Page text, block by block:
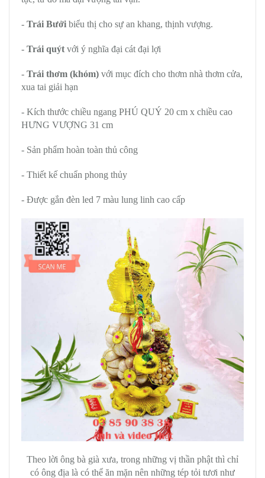
- Trái Bưởi biểu thị cho sự an khang, thịnh vượng.
- Trái quýt với ý nghĩa đại cát đại lợi
- Trái thơm (khóm) với mục đích cho thơm nhà thơm cửa,
xua tai giải hạn
- Kích thước chiều ngang PHÚ QUÝ 20 cm x chiều cao
HƯNG VƯỢNG 31 cm
- Sản phẩm hoàn toàn thủ công
- Thiết kế chuẩn phong thủy
- Được gắn đèn led 7 màu lung linh cao cấp
Theo lời ông bà già xưa, trong những vị thần phật thì chỉ
có ông địa là có thể ăn mặn nên những tép tỏi tươi như